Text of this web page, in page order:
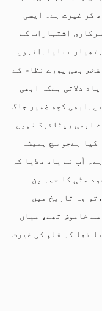
کر غیرت ہے۔ ایسی
اشتہارات کے
بنایا۔انہوں
بھی پورے نظام کے
دلاتی ہےکہ ابھی
کچھ ضمیر جاگ
ابھی ریٹائرڈ نہیں
ہےجو سچ ہمیشہ
آپ نے یاد دلایا کہ
مٹی کا حصہ بن
وہ تاریخ میں
خاموش تھے، میاں
تھا کہ قلم کی غیرت